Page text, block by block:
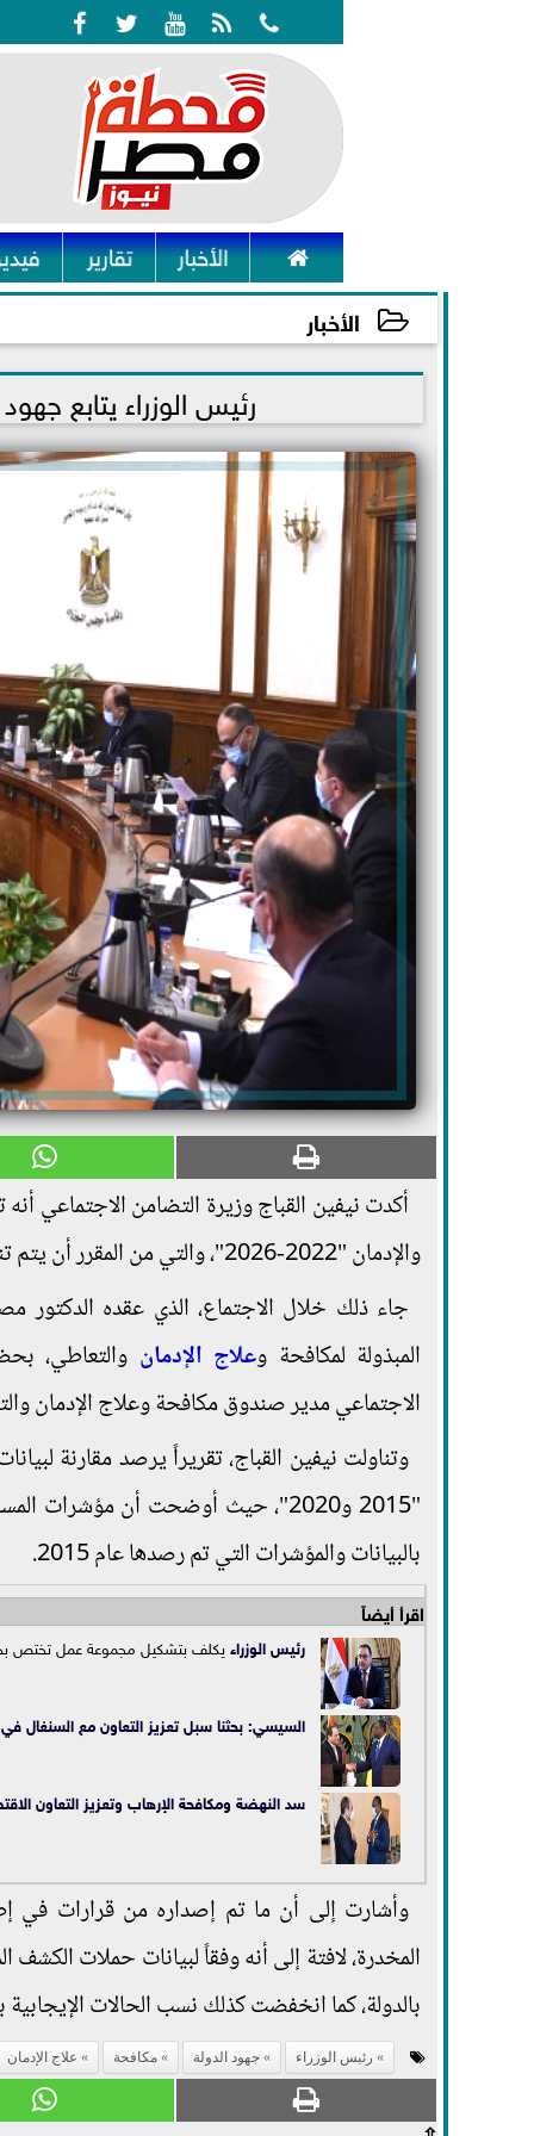
    
 الأخبار تقارير
الأخبار
2022-01-30 19:56:14 رئيس الوزراء يتابع
أكدت نيفين القباج وزيرة التضامن الاجتماعي أنه
والإدمان "2022-2026"، والتي من المقرر أن يتم تنظيم فعالية تحت رعاية الرئيس عبد الفتاح السيسي ، لإطلاق هذه الخطة.
جاء ذلك خلال الاجتماع، الذي عقده الدكتور
المبذولة لمكافحة وعلاج الإدمان والتعاطي،
الاجتماعي مدير صندوق مكافحة وعلاج الإدمان
وتناولت نيفين القباج، تقريراً يرصد مقارنة
بالبيانات والمؤشرات التي تم رصدها عام 2015.
اقرأ أيضاً
رئيس الوزراء يكلف بتشكيل مجموعة عمل تختص
السيسي: بحثنا سبل تعزيز التعاون مع السنغال
سد النهضة ومكافحة الإرهاب وتعزيز التعاون
وأشارت إلى أن ما تم إصداره من قرارات في
المخدرة، لافتة إلى أنه وفقاً لبيانات حملات
بالدولة، كما انخفضت كذلك نسب الحالات
رئيس الوزراء جهود الدولة مكافحة علاج الإدمان